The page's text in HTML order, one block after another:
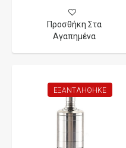
Προσθήκη Στα
Αγαπημένα
ΕΞΑΝΤΛΉΘΗΚΕ